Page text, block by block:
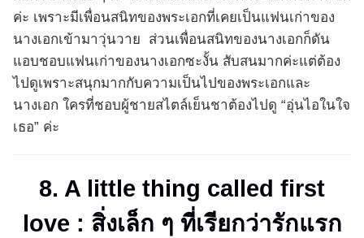
ค่ะ เพราะมีเพื่อนสนิทของพระเอกที่เคยเป็นแฟนเก่าของ
นางเอกเข้ามาวุ่นวาย ส่วนเพื่อนสนิทของนางเอกก็ดัน
แอบชอบแฟนเก่าของนางเอกซะงั้น สับสนมากค่ะแต่ต้อง
ไปดูเพราะสนุกมากกับความเป็นไปของพระเอกและ
นางเอก ใครที่ชอบผู้ชายสไตล์เย็นชาต้องไปดู “อุ่นไอในใจ
เธอ” ค่ะ
8. A little thing called first
love : สิ่งเล็ก ๆ ที่เรียกว่ารักแรก